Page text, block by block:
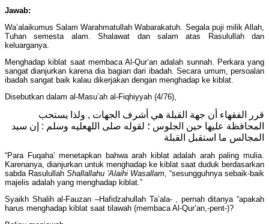
Jawab:
Wa’alaikumus Salam Warahmatullah Wabarakatuh. Segala puji milik Allah,
Tuhan semesta alam. Shalawat dan salam atas Rasulullah dan
keluarganya.
Menghadap kiblat saat membaca Al-Qur’an adalah sunnah. Perkara yang
sangat dianjurkan karena dia bagian dari ibadah. Secara umum, persoalan
ibadah sangat baik kalau dikerjakan dengan menghadap ke kiblat.
Disebutkan dalam al-Masu’ah al-Fiqhiyyah (4/76),
قرر الفقهاء أن جهة القبلة هي أشرف الجهات , ولذا يستحب
المحافظة عليها حين الجلوس ؛ لقوله صلى اللهعليه وسلم : إن سيد
المجالس ما استقبل القبلة
“Para Fuqaha’ menetapkan bahwa arah kiblat adalah arah paling mulia.
Karenanya, dianjurkan untuk menghadap ke kiblat saat duduk berdasarkan
sabda RasulullahShallallahu 'Alaihi Wasallam, “sesungguhnya sebaik-baik
majelis adalah yang menghadap kiblat.”
Syaikh Shalih al-Fauzan –Hafidzahullah Ta’ala- , pernah ditanya “apakah
harus menghadap kiblat saat tilawah (membaca Al-Qur’an,-pent-)?